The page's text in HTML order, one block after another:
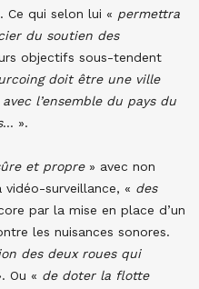
Ce qui selon lui « permettra
du soutien des
objectifs sous-tendent
doit être une ville
l’ensemble du pays du
… ».
et propre » avec non
surveillance, « des
par la mise en place d’un
les nuisances sonores.
des deux roues qui
Ou « de doter la flotte